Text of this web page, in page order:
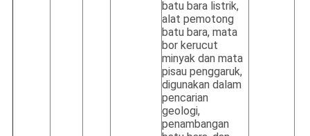
batu bara listrik,
alat pemotong
batu bara, mata
bor kerucut
minyak dan mata
pisau penggaruk,
digunakan dalam
pencarian
geologi,
penambangan